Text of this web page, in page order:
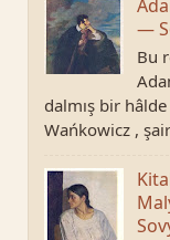
—
Bu
dalmış bir
Wańkowicz ,